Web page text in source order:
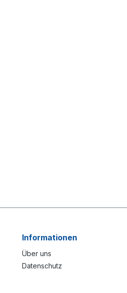
Informationen
Über uns
Datenschutz